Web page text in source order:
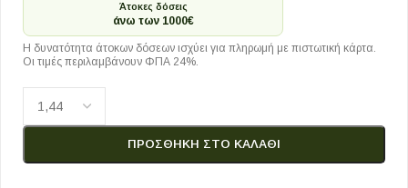
Άτοκες δόσεις
άνω των 1000€
Η δυνατότητα άτοκων δόσεων ισχύει για πληρωμή με πιστωτική κάρτα.
Οι τιμές περιλαμβάνουν ΦΠΑ 24%.
ΠΡΟΣΘΉΚΗ ΣΤΟ ΚΑΛΆΘΙ